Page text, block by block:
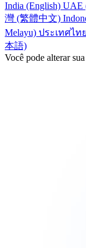
India (English)
灣 (繁體中文)
Melayu) ประเทศไท
本語)
Você pode alterar